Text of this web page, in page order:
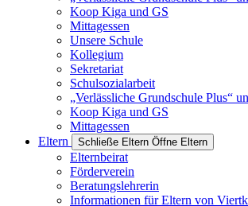
Koop Kiga und GS
Mittagessen
Unsere Schule
Kollegium
Sekretariat
Schulsozialarbeit
„Verlässliche Grundschule Plus“
Koop Kiga und GS
Mittagessen
Eltern
Schließe Eltern Öffne Eltern
Elternbeirat
Förderverein
Beratungslehrerin
Informationen für Eltern von